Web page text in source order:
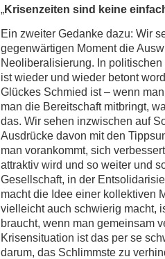
„Krisenzeiten sind keine
Ein zweiter Gedanke dazu: Wir
gegenwärtigen Moment die
Neoliberalisierung. In
ist wieder und wieder betont
Glückes Schmied ist – wenn
man die Bereitschaft mitbringt,
das. Wir sehen inzwischen auf
Ausdrücke davon mit den
man vorankommt, sich
attraktiv wird und so weiter und
Gesellschaft, in der
macht die Idee einer kollektiven
vielleicht auch schwierig macht,
braucht, wenn man gemeinsam
Krisensituation ist das per se
darum, das Schlimmste zu